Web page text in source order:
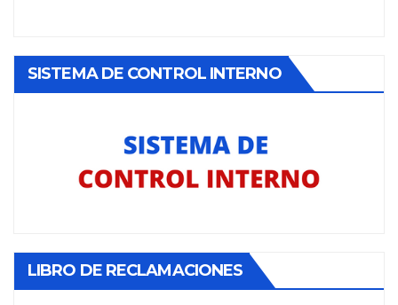
SISTEMA DE CONTROL INTERNO
LIBRO DE RECLAMACIONES